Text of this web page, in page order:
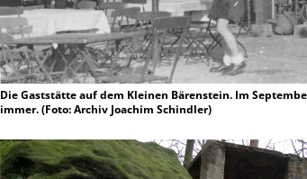
Die Gaststätte auf dem Kleinen Bärenstein. Im
immer. (Foto: Archiv Joachim Schindler)